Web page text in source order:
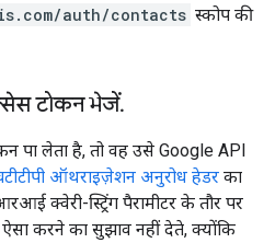
auth/contacts स्कोप की
टोकन भेजें.
पा लेता है, तो वह उसे Google API
ऑथराइज़ेशन अनुरोध हेडर का
क्वेरी-स्ट्रिंग पैरामीटर के तौर पर
करने का सुझाव नहीं देते, क्योंकि